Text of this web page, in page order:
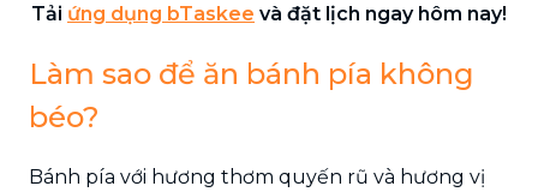
Tải ứng dụng bTaskee và đặt lịch ngay hôm nay!
Làm sao để ăn bánh pía không
béo?
Bánh pía với hương thơm quyến rũ và hương vị